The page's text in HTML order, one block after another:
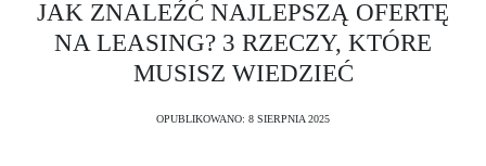
JAK ZNALEŹĆ NAJLEPSZĄ OFERTĘ
NA LEASING? 3 RZECZY, KTÓRE
MUSISZ WIEDZIEĆ
OPUBLIKOWANO: 8 SIERPNIA 2025